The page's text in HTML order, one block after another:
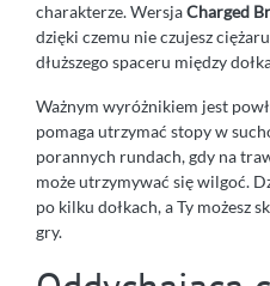
charakterze. WersjaCharged
dzięki czemu nie czujesz
dłuższego spaceru między
Ważnym wyróżnikiem jest
pomaga utrzymać stopy w
porannych rundach, gdy na
może utrzymywać się wilgoć.
po kilku dołkach, a Ty możesz
gry.